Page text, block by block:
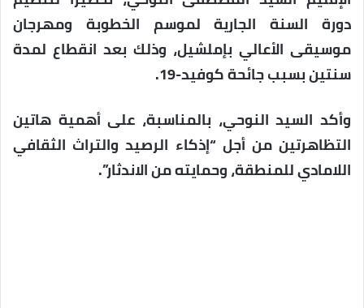
دورة السنة الجارية لموسم الخطوبة ومهرجان
موسيقى الأعالي بإملشيل، وذلك بعد انقطاع لمدة
سنتين بسبب جائحة كوفيد-19.
وأكد السيد النوحي، بالمناسبة، على أهمية هاتين
التظاهرتين من أجل “إذكاء الرصيد والتراث الثقافي
اللامادي للمنطقة، وحمايته من الاندثار”.